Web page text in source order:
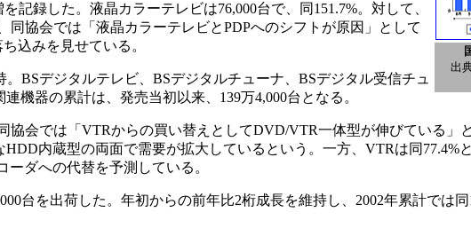
出
記録した。液晶カラーテレビは76,000台で、同151.7%。対して、
同協会では「液晶カラーテレビとPDPへのシフトが原因」として
込みを見せている。
BSデジタルテレビ、BSデジタルチューナ、BSデジタル受信チュ
機器の累計は、発売当初以来、139万4,000台となる。
会では「VTRからの買い替えとしてDVD/VTR一体型が伸びている」
内蔵型の両面で需要が拡大しているという。一方、VTRは同77.4%
ダへの代替を予測している。
台を出荷した。年初からの前年比2桁成長を維持し、2002年累計では同